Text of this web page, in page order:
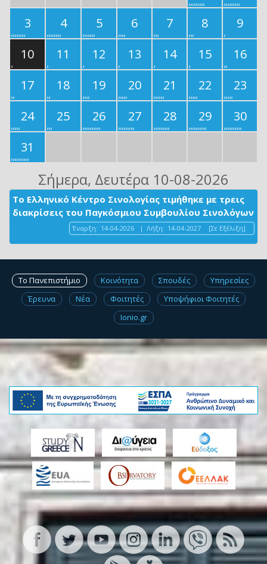
3
4 5 6 7 8
9
10
11 12 13 14 15
16
17
18 19 20 21 22
23
24
25 26 27 28 29
30
31
Σήμερα, Δευτέρα 10-08-2026
Το Ελληνικό Κέντρο Σινολογίας τιμήθηκε με τρεις
διακρίσεις του Παγκόσμιου Συμβουλίου Σινολόγων
Έναρξη: 14-04-2026 | Λήξη: 14-04-2027 [Σε Εξέλιξη]
Το Πανεπιστήμιο Κοινότητα Σπουδές
Υπηρεσίες
Έρευνα
Νέα Φοιτητές
Υποψήφιοι Φοιτητές
Ionio.gr